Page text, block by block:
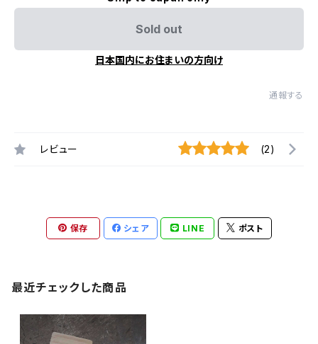
Sold out
日本国内にお住まいの方向け
通報する
レビュー (2)
保存 シェア LINE ポスト
最近チェックした商品